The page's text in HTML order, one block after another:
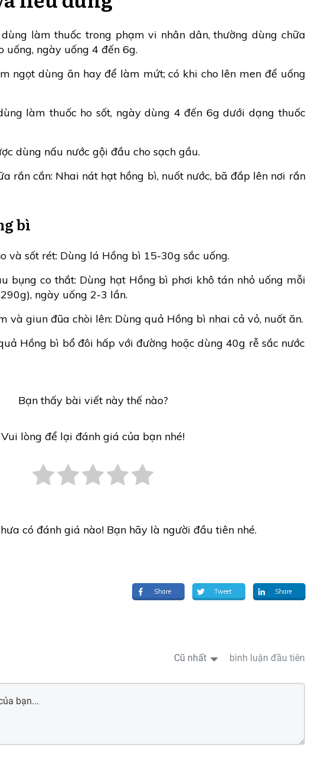
làm thuốc trong phạm vi nhân dân, thường dùng chữa
uống, ngày uống 4 đến 6g.
ngọt dùng ăn hay để làm mứt; có khi cho lên men để uống
làm thuốc ho sốt, ngày dùng 4 đến 6g dưới dạng thuốc
dùng nấu nước gội đầu cho sạch gầu.
rắn cắn: Nhai nát hạt hồng bì, nuốt nước, bã đắp lên nơi rắn
bì
và sốt rét: Dùng lá Hồng bì 15-30g sắc uống.
bụng co thắt: Dùng hạt Hồng bì phơi khô tán nhỏ uống mỗi
ngày uống 2-3 lần.
và giun đũa chòi lên: Dùng quả Hồng bì nhai cả vỏ, nuốt ăn.
Hồng bì bổ đôi hấp với đường hoặc dùng 40g rễ sắc nước
Bạn thấy bài viết này thế nào?
Vui lòng để lại đánh giá của bạn nhé!
có đánh giá nào! Bạn hãy là người đầu tiên nhé.
Share Tweet Share
Cũ nhất bình luận đầu tiên